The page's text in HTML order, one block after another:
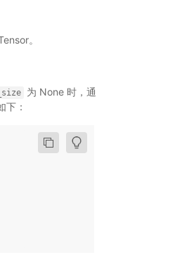
。
为 None 时，通
下：